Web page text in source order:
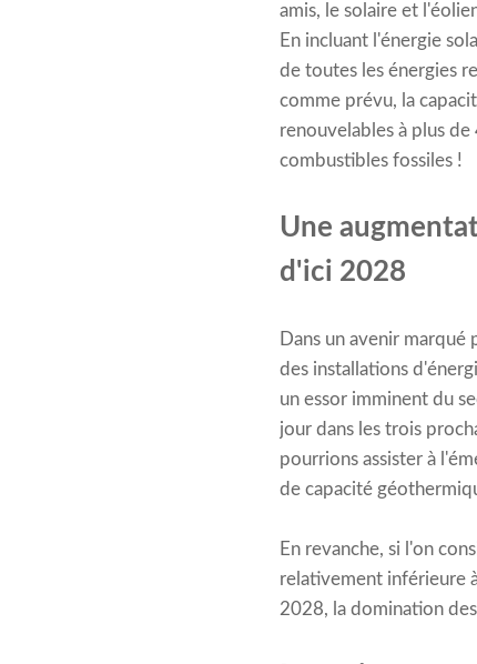
amis, le solaire et
En incluant l'énergie
de toutes les énergies
comme prévu, la
renouvelables à plus
combustibles fossiles !
Une
d'ici 2028
Dans un avenir
des installations
un essor imminent du
jour dans les trois
pourrions assister à
de capacité
En revanche, si l'on
relativement inférieure
2028, la domination